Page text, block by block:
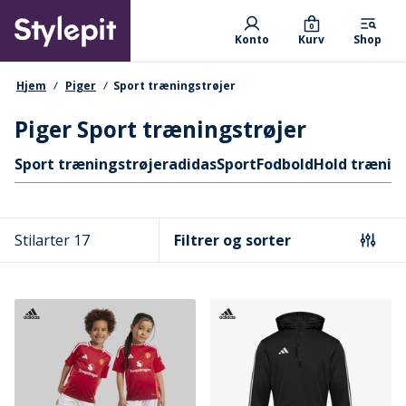
main
content
Primary departments
Konto Kurv
0
Shop
navigationssti
Hjem Piger Sport træningstrøjer
Piger Sport træningstrøjer
Hurtige links
Sport træningstrøjeradidasSportFodboldHold
Stilarter 17 Filtrer og sorter